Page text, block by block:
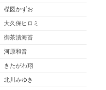
楳図かずお
大久保ヒロミ
御茶漬海苔
河原和音
きたがわ翔
北川みゆき